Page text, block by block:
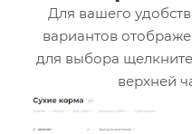
Для вашего
вариантов
для выбора
верхней